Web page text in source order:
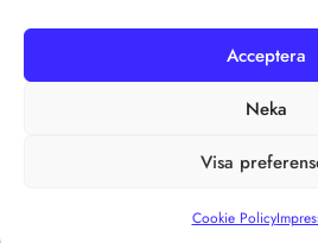
Acceptera
Neka
Visa
Cookie Policy
SIDEBAR